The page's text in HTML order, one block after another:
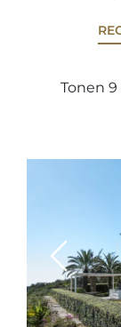
Tonen
Previous